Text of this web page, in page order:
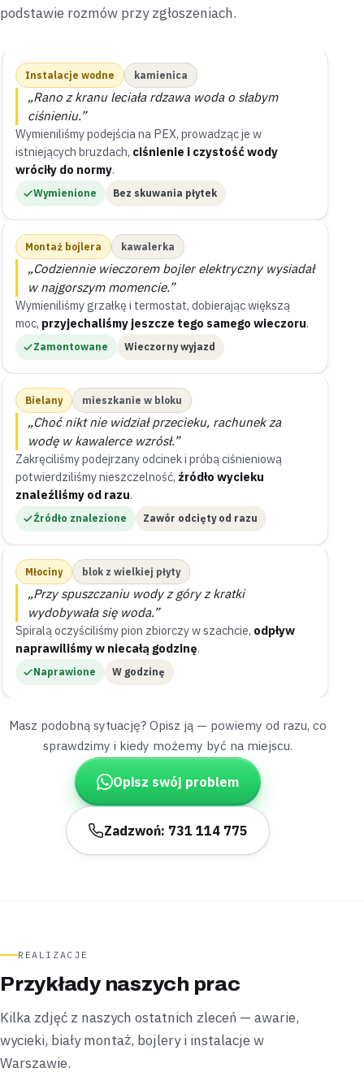
podstawie rozmów przy zgłoszeniach.
Instalacje wodne kamienica
„Rano z kranu leciała rdzawa woda o słabym
ciśnieniu.”
Wymieniliśmy podejścia na PEX, prowadząc je w
istniejących bruzdach, ciśnienie i czystość wody
wróciły do normy.
Wymienione Bez skuwania płytek
Montaż bojlera kawalerka
„Codziennie wieczorem bojler elektryczny wysiadał
w najgorszym momencie.”
Wymieniliśmy grzałkę i termostat, dobierając większą
moc, przyjechaliśmy jeszcze tego samego wieczoru.
Zamontowane Wieczorny wyjazd
Bielany mieszkanie w bloku
„Choć nikt nie widział przecieku, rachunek za
wodę w kawalerce wzrósł.”
Zakręciliśmy podejrzany odcinek i próbą ciśnieniową
potwierdziliśmy nieszczelność, źródło wycieku
znaleźliśmy od razu.
Źródło znalezione Zawór odcięty od razu
Młociny blok z wielkiej płyty
„Przy spuszczaniu wody z góry z kratki
wydobywała się woda.”
Spiralą oczyściliśmy pion zbiorczy w szachcie, odpływ
naprawiliśmy w niecałą godzinę.
Naprawione W godzinę
Leoncin dom z hydroforem
„Po remoncie całej instalacji zlew w kuchni został
bez podłączenia.”
Podłączyliśmy zlew i baterię, sprawdzając przy okazji
pracę hydroforu,całość zamknęliśmy w jednej
Zamontowane
Wypoziomowaliśmy brodzik i uszczelniliśmy krawędzie na
nowo,naprawa obeszła się bez rozbierania
zabudowy.
Uszczelnione Bez rozbierania zabudowy
Łomianki
Masz podobną sytuację? Opisz ją — powiemy od razu, co
sprawdzimy i kiedy możemy być na miejscu.
Opisz swój problem
Zadzwoń: 731 114 775
REALIZACJE
Przykłady naszych prac
Kilka zdjęć z naszych ostatnich zleceń — awarie,
wycieki, biały montaż, bojlery i instalacje w
Warszawie.